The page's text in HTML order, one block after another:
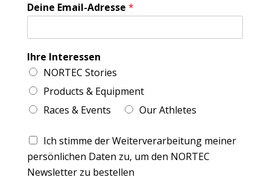
Deine Email-Adresse *
Ihre Interessen
NORTEC Stories
Products & Equipment
Races & Events
Our Athletes
Ich stimme der Weiterverarbeitung meiner
persönlichen Daten zu, um den NORTEC
Newsletter zu bestellen